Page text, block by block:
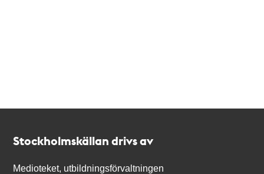
Stockholmskällan drivs av
Medioteket, utbildningsförvaltningen